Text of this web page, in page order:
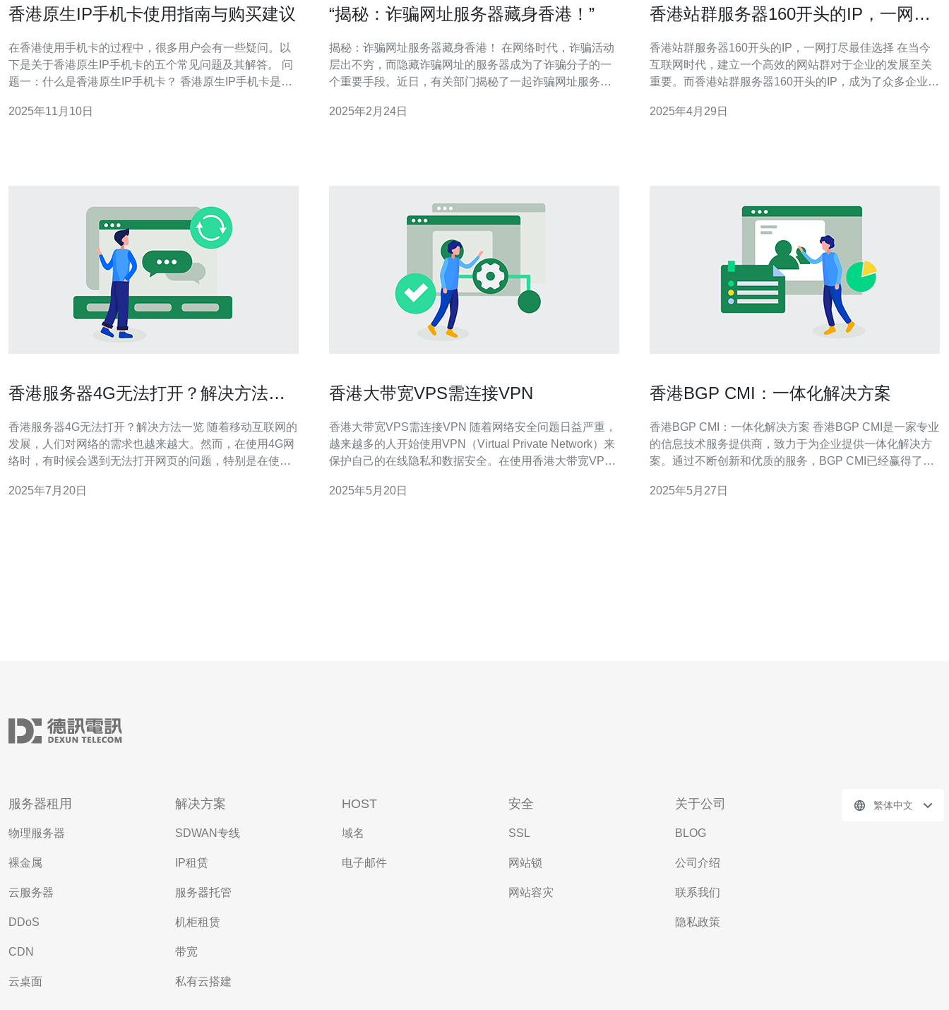
香港原生IP手机卡使用指南与购买建议
在香港使用手机卡的过程中，很多用户会有一些疑问。以
下是关于香港原生IP手机卡的五个常见问题及其解答。 问
题一：什么是香港原生IP手机卡？ 香港原生IP手机卡是指
有本地的网络覆盖和数据服务，适合在香港长期居住或频
2025年11月10日
“揭秘：诈骗网址服务器藏身香港！”
揭秘：诈骗网址服务器藏身香港！ 在网络时代，诈骗活动
层出不穷，而隐藏诈骗网址的服务器成为了诈骗分子的一
个重要手段。近日，有关部门揭秘了一起诈骗网址服务器
诈骗网址是指通过伪造正规网站的形式，引诱用户提供个
2025年2月24日
香港站群服务器160开头的IP，一网打
香港站群服务器160开头的IP，一网打尽最佳选择 在当今
互联网时代，建立一个高效的网站群对于企业的发展至关
重要。而香港站群服务器160开头的IP，成为了众多企业的
为您详细介绍香港站群服务器160开头的IP的优势以及为何
2025年4月29日
香港服务器4G无法打开？解决方法一
香港服务器4G无法打开？解决方法一览 随着移动互联网的
发展，人们对网络的需求也越来越大。然而，在使用4G网
络时，有时候会遇到无法打开网页的问题，特别是在使用
作。接下来，我们将介绍一些解决方法。 首先，我们需要
2025年7月20日
香港大带宽VPS需连接VPN
香港大带宽VPS需连接VPN 随着网络安全问题日益严重，
越来越多的人开始使用VPN（Virtual Private Network）来
保护自己的在线隐私和数据安全。在使用香港大带宽VPS
人信息。 香港大带宽VPS虽然速度快、稳定，但在互联网
2025年5月20日
香港BGP CMI：一体化解决方案
香港BGP CMI：一体化解决方案 香港BGP CMI是一家专业
的信息技术服务提供商，致力于为企业提供一体化解决方
案。通过不断创新和优质的服务，BGP CMI已经赢得了客
个领域，包括网络建设、数据中心、云计算、安全防护
2025年5月27日
服务器租用
物理服务器
裸金属
云服务器
DDoS
CDN
云桌面
解决方案
SDWAN专线
IP租赁
服务器托管
机柜租赁
带宽
私有云搭建
HOST
域名
电子邮件
安全
SSL
网站锁
网站容灾
关于公司
BLOG
公司介绍
联系我们
隐私政策
繁体中文